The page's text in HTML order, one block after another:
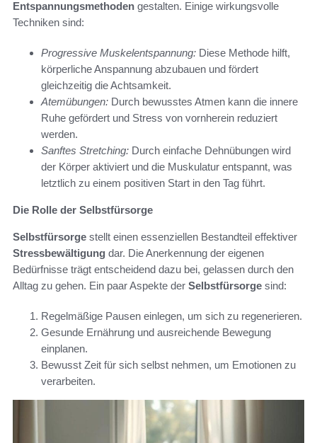
Entspannungsmethoden gestalten. Einige wirkungsvolle
Techniken sind:
Progressive Muskelentspannung: Diese Methode hilft,
körperliche Anspannung abzubauen und fördert
gleichzeitig die Achtsamkeit.
Atemübungen: Durch bewusstes Atmen kann die innere
Ruhe gefördert und Stress von vornherein reduziert
werden.
Sanftes Stretching: Durch einfache Dehnübungen wird
der Körper aktiviert und die Muskulatur entspannt, was
letztlich zu einem positiven Start in den Tag führt.
Die Rolle der Selbstfürsorge
Selbstfürsorge stellt einen essenziellen Bestandteil effektiver
Stressbewältigung dar. Die Anerkennung der eigenen
Bedürfnisse trägt entscheidend dazu bei, gelassen durch den
Alltag zu gehen. Ein paar Aspekte der Selbstfürsorge sind:
Regelmäßige Pausen einlegen, um sich zu regenerieren.
Gesunde Ernährung und ausreichende Bewegung
einplanen.
Bewusst Zeit für sich selbst nehmen, um Emotionen zu
verarbeiten.